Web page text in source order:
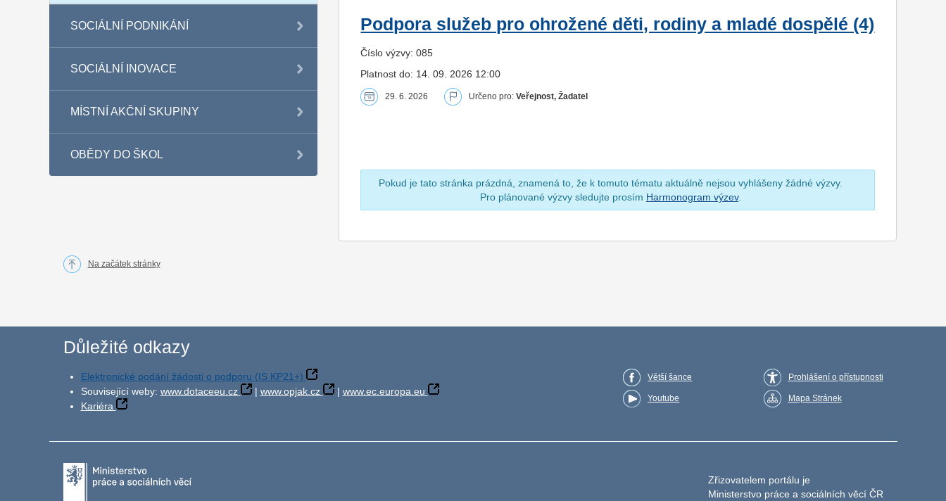
SOCIÁLNÍ PODNIKÁNÍ
SOCIÁLNÍ INOVACE
MÍSTNÍ AKČNÍ SKUPINY
OBĚDY DO ŠKOL
Podpora služeb pro ohrožené děti, rodiny a mladé dospělé (4)
Číslo výzvy: 085
Platnost do: 14. 09. 2026 12:00
29. 6. 2026 Určeno pro:Veřejnost, Žadatel
Pokud je tato stránka prázdná, znamená to, že k tomuto tématu aktuálně nejsou vyhlášeny žádné výzvy.
Pro plánované výzvy sledujte prosím Harmonogram výzev.
Na začátek stránky
Důležité odkazy
Elektronické podání žádosti o podporu (IS KP21+)
Související weby: www.dotaceeu.cz | www.opjak.cz | www.ec.europa.eu
Kariéra
Větší šance
Youtube
Prohlášení o přístupnosti
Mapa Stránek
Zřizovatelem portálu je
Ministerstvo práce a sociálních věcí ČR